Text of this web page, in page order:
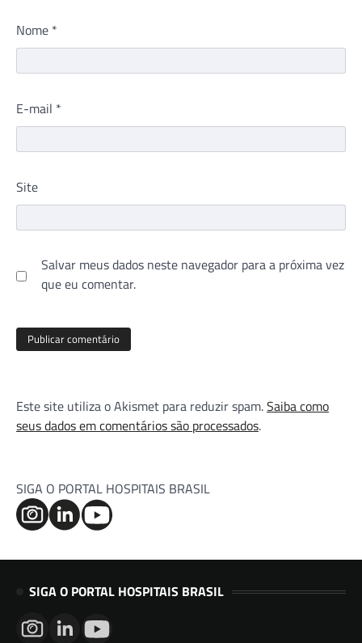
Nome *
E-mail *
Site
Salvar meus dados neste navegador para a próxima vez
que eu comentar.
Este site utiliza o Akismet para reduzir spam.Saiba como
seus dados em comentários são processados.
SIGA O PORTAL HOSPITAIS BRASIL
SIGA O PORTAL HOSPITAIS BRASIL